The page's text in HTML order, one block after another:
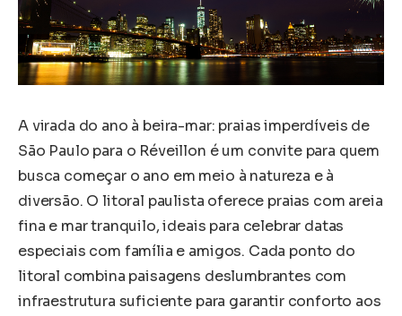
A virada do ano à beira-mar: praias imperdíveis de
São Paulo para o Réveillon é um convite para quem
busca começar o ano em meio à natureza e à
diversão. O litoral paulista oferece praias com areia
fina e mar tranquilo, ideais para celebrar datas
especiais com família e amigos. Cada ponto do
litoral combina paisagens deslumbrantes com
infraestrutura suficiente para garantir conforto aos